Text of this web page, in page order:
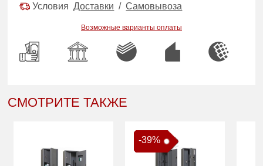
УсловияДоставки /Самовывоза
Возможные варианты оплаты
СМОТРИТЕ ТАКЖЕ
-39%